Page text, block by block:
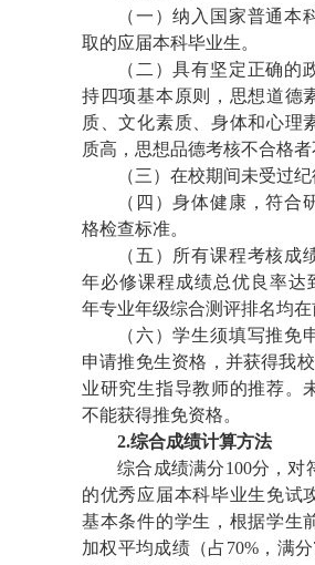
（一）纳入国家普通本
取的应届本科毕业生。
（二）具有坚定正确的
持四项基本原则，思想道德
质、文化素质、身体和心理
质高，思想品德考核不合格者
（三）在校期间未受过纪
（四）身体健康，符合
格检查标准。
（五）所有课程考核成
年必修课程成绩总优良率达
年专业年级综合测评排名均在
（六）学生须填写推免
申请推免生资格，并获得我校
业研究生指导教师的推荐。
不能获得推免资格。
2.综合成绩计算方法
综合成绩满分100分，对
的优秀应届本科毕业生免试
基本条件的学生，根据学生
加权平均成绩（占70%，满